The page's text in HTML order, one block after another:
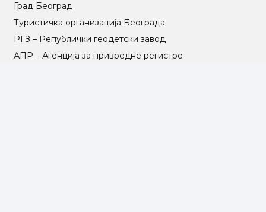
Град Београд
Туристичка организација Београда
РГЗ – Републички геодетски завод
АПР – Агенција за привредне регистре